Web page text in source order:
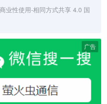
业性使用-相同方式共享 4.0 国
广告